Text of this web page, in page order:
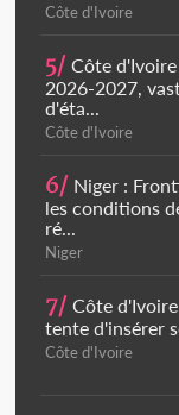
Côte d'Ivoire
5/ Côte
2026-2027,
d'éta...
Côte d'Ivoire
6/ Niger :
les conditions
ré...
Niger
7/ Côte
tente d'insérer
Côte d'Ivoire